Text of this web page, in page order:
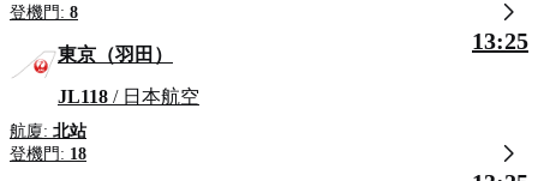
登機門: 8
東京（羽田）
JL118 / 日本航空
航廈: 北站
登機門: 18
13:25